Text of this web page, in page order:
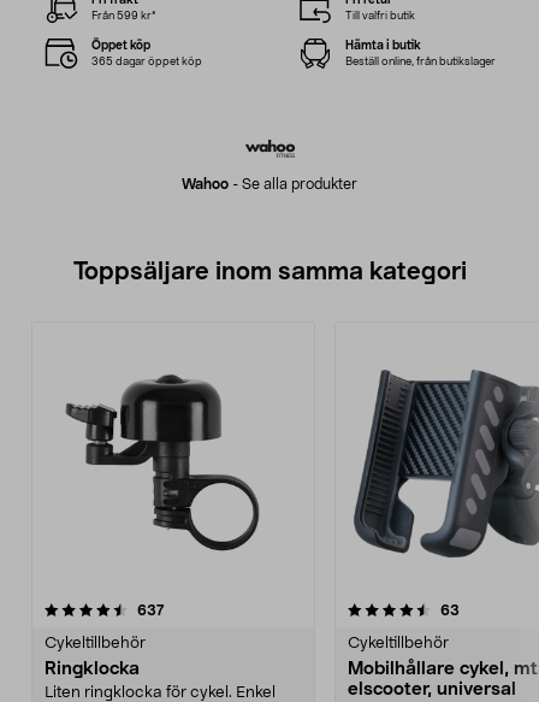
Wahoo - Se alla produkter
Från 599 kr* Till valfri butik
Öppet köp
365 dagar öppet köp
Hämta i butik
Beställ online, från butikslager
Toppsäljare inom samma kategori
637recensioner
Cykeltillbehör
Ringklocka
Liten ringklocka för cykel. Enkel
4.5 av 5 stjärnor 63
Cykeltillbehör
Mobilhållare cykel,
elscooter, universal
4.0 av 5 stjärnor